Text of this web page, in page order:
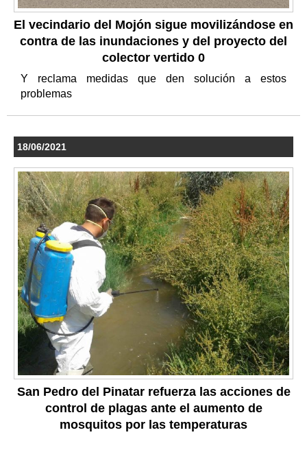
El vecindario del Mojón sigue movilizándose en
contra de las inundaciones y del proyecto del
colector vertido 0
Y reclama medidas que den solución a estos
problemas
18/06/2021
San Pedro del Pinatar refuerza las acciones de
control de plagas ante el aumento de
mosquitos por las temperaturas